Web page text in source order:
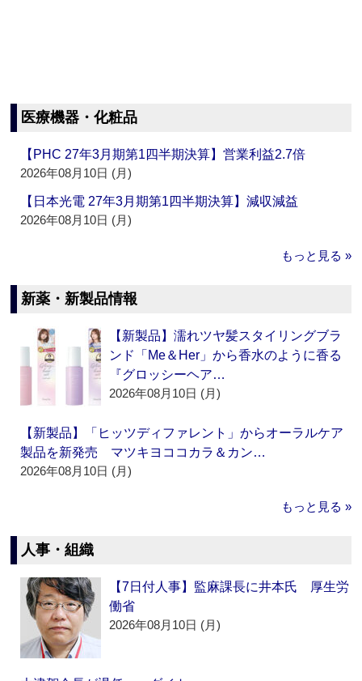
医療機器・化粧品
【PHC 27年3月期第1四半期決算】営業利益2.7倍
2026年08月10日 (月)
【日本光電 27年3月期第1四半期決算】減収減益
2026年08月10日 (月)
もっと見る »
新薬・新製品情報
【新製品】濡れツヤ髪スタイリングブラ
ンド「Me＆Her」から香水のように香る
『グロッシーヘア…
2026年08月10日 (月)
【新製品】「ヒッツディファレント」からオーラルケア
製品を新発売 マツキヨココカラ＆カン…
2026年08月10日 (月)
もっと見る »
人事・組織
【7日付人事】監麻課長に井本氏 厚生労
働省
2026年08月10日 (月)